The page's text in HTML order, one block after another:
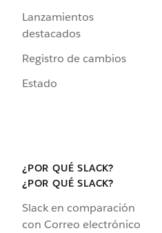
Lanzamientos
destacados
Registro de cambios
Estado
¿POR QUÉ SLACK?
¿POR QUÉ SLACK?
Slack en comparación
con Correo electrónico